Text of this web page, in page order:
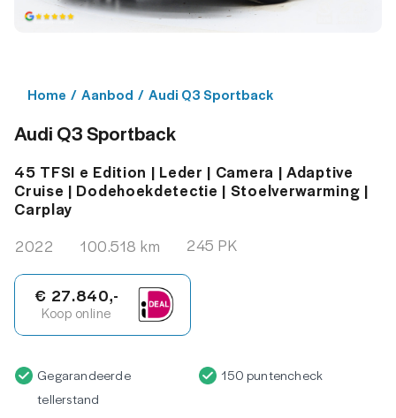
Home / Aanbod / Audi Q3 Sportback
Audi Q3 Sportback
45 TFSI e Edition | Leder | Camera | Adaptive
Cruise | Dodehoekdetectie | Stoelverwarming |
Carplay
2022
100.518 km 245 PK
€ 27.840,-
Koop online
Gegarandeerde
tellerstand
150 puntencheck